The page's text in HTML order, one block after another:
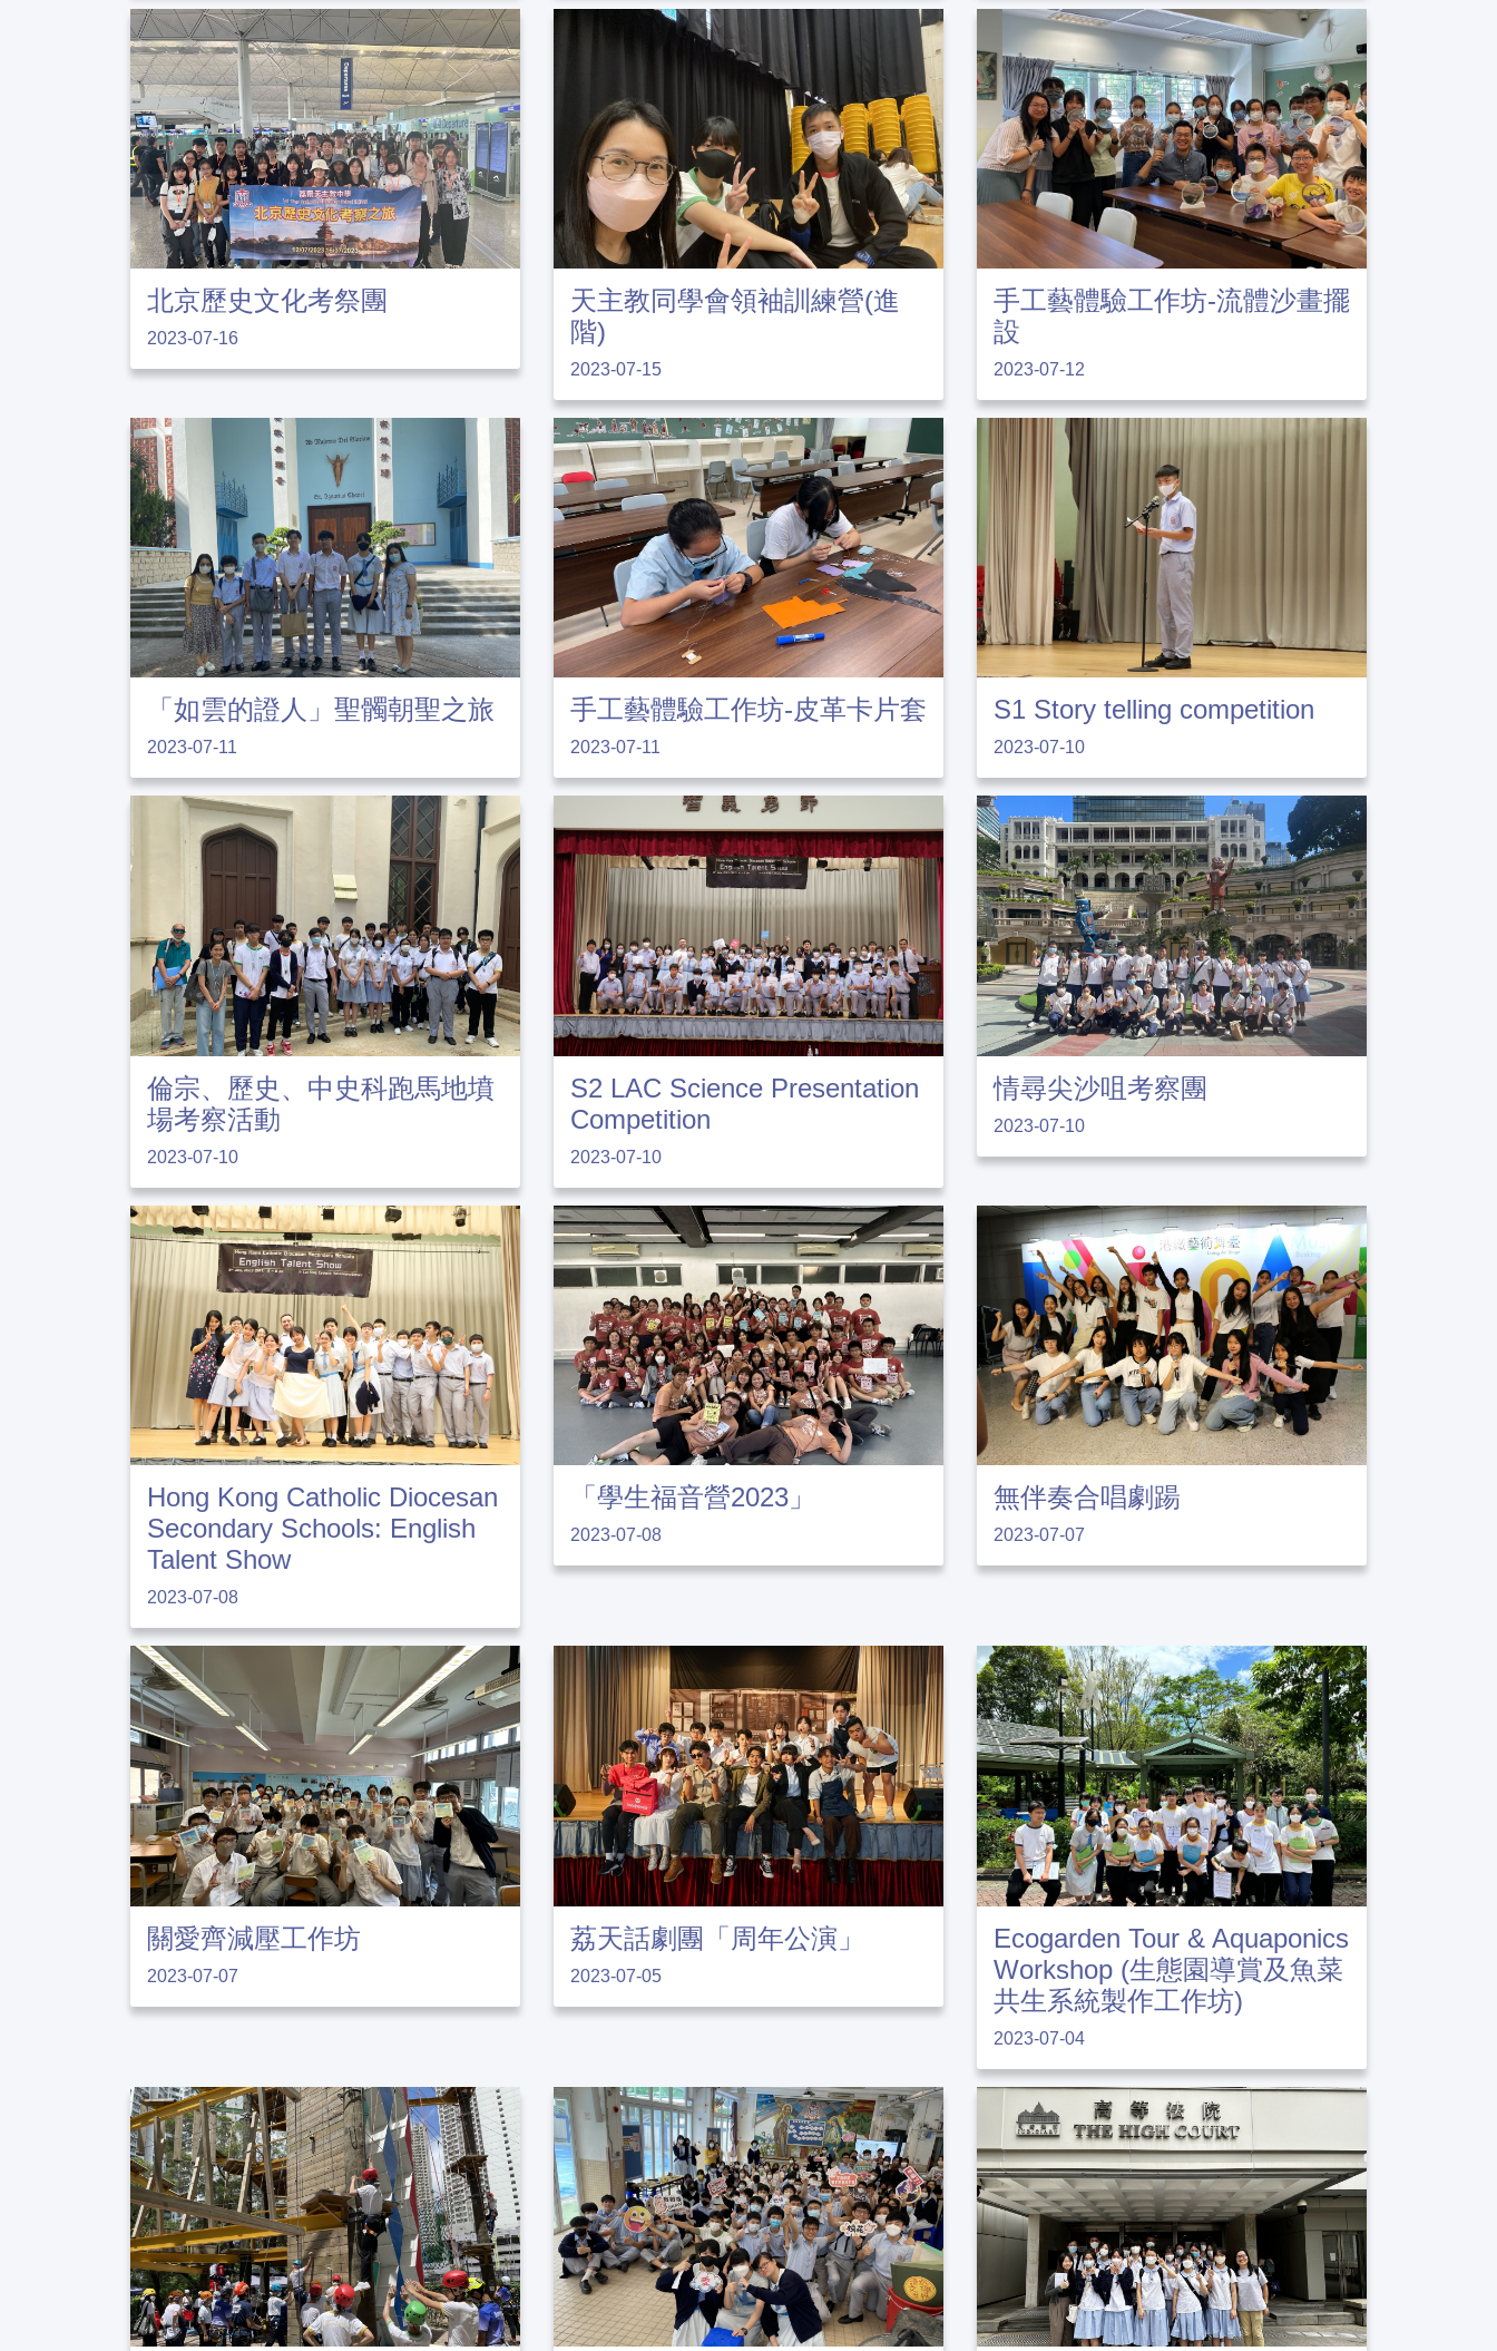
北京歷史文化考祭團
2023-07-16
天主教同學會領袖訓練營(進
階)
2023-07-15
手工藝體驗工作坊-流體沙畫擺
設
2023-07-12
「如雲的證人」聖髑朝聖之旅
2023-07-11
手工藝體驗工作坊-皮革卡片套
2023-07-11
S1 Story telling competition
2023-07-10
倫宗、歷史、中史科跑馬地墳
場考察活動
2023-07-10
S2 LAC Science Presentation
Competition
2023-07-10
情尋尖沙咀考察團
2023-07-10
Hong Kong Catholic Diocesan
Secondary Schools: English
Talent Show
2023-07-08
「學生福音營2023」
2023-07-08
無伴奏合唱劇踼
2023-07-07
關愛齊減壓工作坊
2023-07-07
荔天話劇團「周年公演」
2023-07-05
Ecogarden Tour & Aquaponics
Workshop (生態園導賞及魚菜
共生系統製作工作坊)
2023-07-04